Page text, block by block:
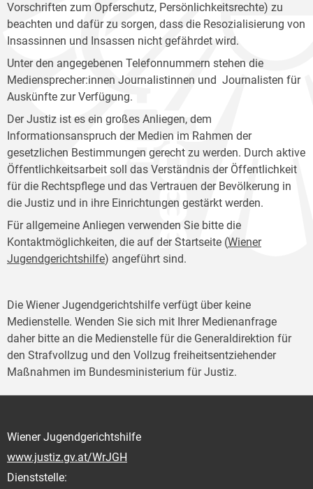
Vorschriften zum Opferschutz, Persönlichkeitsrechte) zu
beachten und dafür zu sorgen, dass die Resozialisierung von
Insassinnen und Insassen nicht gefährdet wird.
Unter den angegebenen Telefonnummern stehen die
Mediensprecher:innen Journalistinnen und Journalisten für
Auskünfte zur Verfügung.
Der Justiz ist es ein großes Anliegen, dem
Informationsanspruch der Medien im Rahmen der
gesetzlichen Bestimmungen gerecht zu werden. Durch aktive
Öffentlichkeitsarbeit soll das Verständnis der Öffentlichkeit
für die Rechtspflege und das Vertrauen der Bevölkerung in
die Justiz und in ihre Einrichtungen gestärkt werden.
Für allgemeine Anliegen verwenden Sie bitte die
Kontaktmöglichkeiten, die auf der Startseite (Wiener
Jugendgerichtshilfe) angeführt sind.
Die Wiener Jugendgerichtshilfe verfügt über keine
Medienstelle. Wenden Sie sich mit Ihrer Medienanfrage
daher bitte an die Medienstelle für die Generaldirektion für
den Strafvollzug und den Vollzug freiheitsentziehender
Maßnahmen im Bundesministerium für Justiz.
Wiener Jugendgerichtshilfe
www.justiz.gv.at/WrJGH
Dienststelle: